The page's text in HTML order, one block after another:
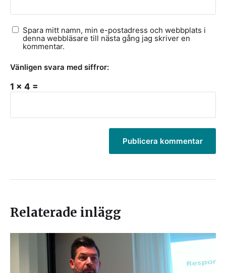
Spara mitt namn, min e-postadress och webbplats i
denna webbläsare till nästa gång jag skriver en
kommentar.
Vänligen svara med siffror:
1 × 4 =
Relaterade inlägg